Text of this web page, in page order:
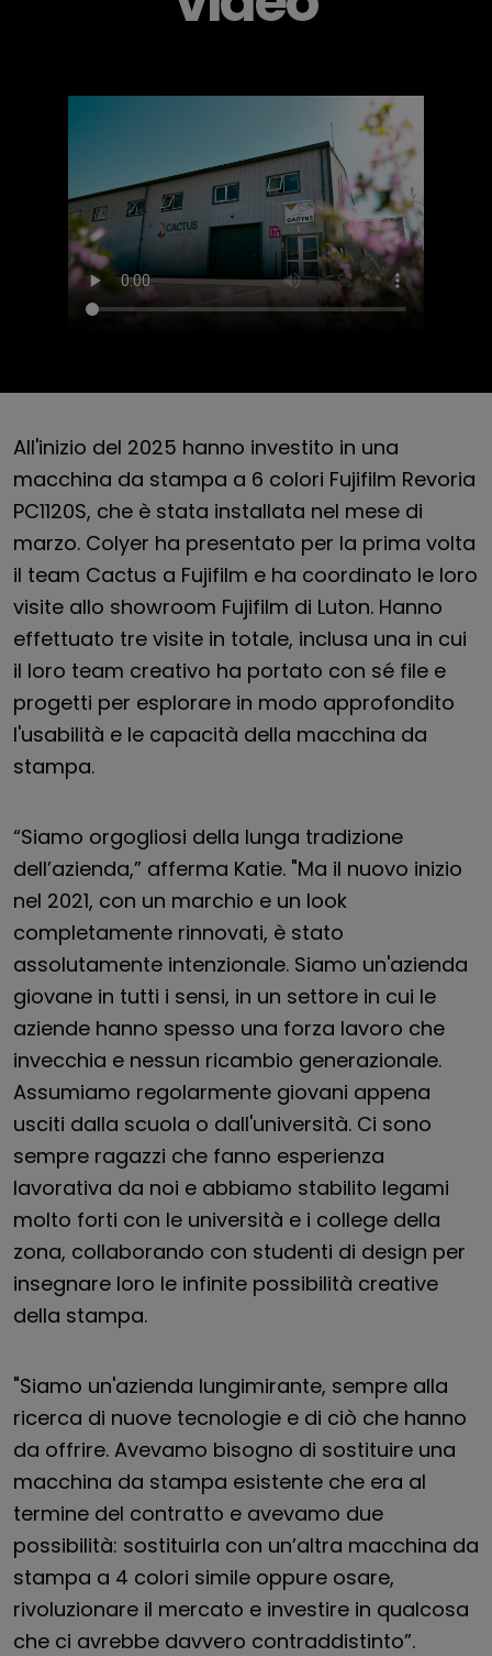
All'inizio del 2025 hanno investito in una
macchina da stampa a 6 colori Fujifilm Revoria
PC1120S, che è stata installata nel mese di
marzo. Colyer ha presentato per la prima volta
il team Cactus a Fujifilm e ha coordinato le loro
visite allo showroom Fujifilm di Luton. Hanno
effettuato tre visite in totale, inclusa una in cui
il loro team creativo ha portato con sé file e
progetti per esplorare in modo approfondito
l'usabilità e le capacità della macchina da
stampa.
“Siamo orgogliosi della lunga tradizione
dell’azienda,” afferma Katie. "Ma il nuovo inizio
nel 2021, con un marchio e un look
completamente rinnovati, è stato
assolutamente intenzionale. Siamo un'azienda
giovane in tutti i sensi, in un settore in cui le
aziende hanno spesso una forza lavoro che
invecchia e nessun ricambio generazionale.
Assumiamo regolarmente giovani appena
usciti dalla scuola o dall'università. Ci sono
sempre ragazzi che fanno esperienza
lavorativa da noi e abbiamo stabilito legami
molto forti con le università e i college della
zona, collaborando con studenti di design per
insegnare loro le infinite possibilità creative
della stampa.
"Siamo un'azienda lungimirante, sempre alla
ricerca di nuove tecnologie e di ciò che hanno
da offrire. Avevamo bisogno di sostituire una
macchina da stampa esistente che era al
termine del contratto e avevamo due
possibilità: sostituirla con un’altra macchina da
stampa a 4 colori simile oppure osare,
rivoluzionare il mercato e investire in qualcosa
che ci avrebbe davvero contraddistinto”.